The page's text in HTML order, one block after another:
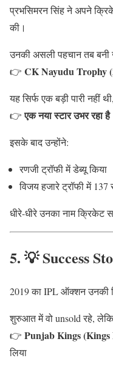
प्रभसिमरन सिंह ने अपने
की।
उनकी असली पहचान तब बनी
👉 CK Nayudu Trophy
यह सिर्फ एक बड़ी पारी नहीं
👉एक नया स्टार उभर रहा है
इसके बाद उन्होंने:
रणजी ट्रॉफी में डेब्यू किया
विजय हजारे ट्रॉफी में 137
धीरे-धीरे उनका नाम क्रिकेट
5. 💡 Success
2019 का IPL ऑक्शन उनकी
शुरुआत में वो unsold रहे,
👉 Punjab Kings
लिया